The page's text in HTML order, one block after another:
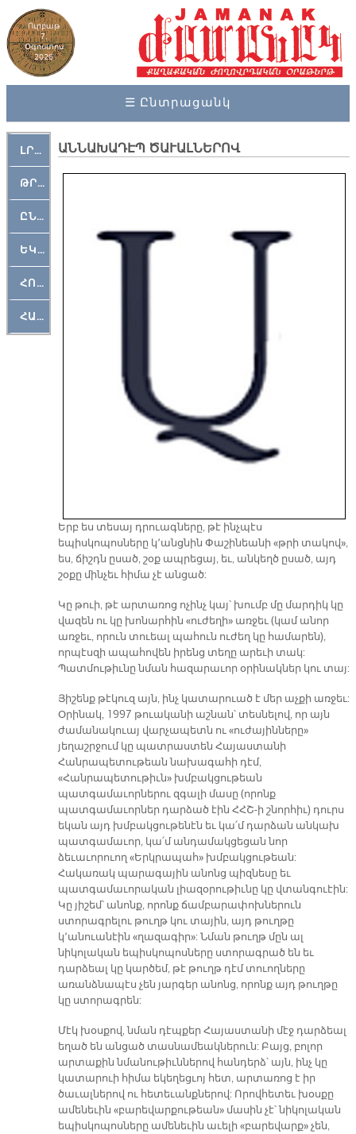
Ուրբաթ
7,
Օգոստոս
2026
☰ Ընտրացանկ
ԼՐԱՀՈՍ
ԹՐՔԱՀԱՅ ԿԵԱՆՔ
ԸՆԿԵՐԱՄՇԱԿՈՒԹԱՅԻՆ
ԵԿԵՂԵՑԱԿԱՆ
ՀՈԳԵՄՏԱՒՈՐ
ՀԱՐԹԱԿ
ԱՆՆԱԽԱԴԷՊ ԾԱՒԱԼՆԵՐՈՎ
Երբ ես տեսայ դրուագները, թէ ինչպէս
եպիսկոպոսները կ՚անցնին Փաշինեանի «թրի տակով»,
ես, ճիշդն ըսած, շօք ապրեցայ, եւ, անկեղծ ըսած, այդ
շօքը մինչեւ հիմա չէ անցած:
Կը թուի, թէ արտառոց ոչինչ կայ՝ խումբ մը մարդիկ կը
վազեն ու կը խոնարհին «ուժեղի» առջեւ (կամ անոր
առջեւ, որուն տուեալ պահուն ուժեղ կը համարեն),
որպէսզի ապահովեն իրենց տեղը արեւի տակ:
Պատմութիւնը նման հազարաւոր օրինակներ կու տայ:
Յիշենք թէկուզ այն, ինչ կատարուած է մեր աչքի առջեւ:
Օրինակ, 1997 թուականի աշնան՝ տեսնելով, որ այն
ժամանակուայ վարչապետն ու «ուժայինները»
յեղաշրջում կը պատրաստեն Հայաստանի
Հանրապետութեան նախագահի դէմ,
«Հանրապետութիւն» խմբակցութեան
պատգամաւորներու զգալի մասը (որոնք
պատգամաւորներ դարձած էին ՀՀՇ-ի շնորհիւ) դուրս
եկան այդ խմբակցութենէն եւ կա՛մ դարձան անկախ
պատգամաւոր, կա՛մ անդամակցեցան նոր
ձեւաւորուող «Երկրապահ» խմբակցութեան:
Հակառակ պարագային անոնց պիզնեսը եւ
պատգամաւորական լիազօրութիւնը կը վտանգուէին:
Կը յիշեմ՝ անոնք, որոնք ճամբարափոխներուն
ստորագրելու թուղթ կու տային, այդ թուղթը
կ՚անուանէին «ղազագիր»: Նման թուղթ մըն ալ
նիկոլական եպիսկոպոսները ստորագրած են եւ
դարձեալ կը կարծեմ, թէ թուղթ դէմ տուողները
առանձնապէս չեն յարգեր անոնց, որոնք այդ թուղթը
կը ստորագրեն:
Մէկ խօսքով, նման դէպքեր Հայաստանի մէջ դարձեալ
եղած են անցած տասնամեակներուն: Բայց, բոլոր
արտաքին նմանութիւններով հանդերձ՝ այն, ինչ կը
կատարուի հիմա եկեղեցւոյ հետ, արտառոց է իր
ծաւալներով ու հետեւանքներով: Որովհետեւ խօսքը
ամենեւին «բարեվարքութեան» մասին չէ՝ նիկոլական
եպիսկոպոսները ամենեւին աւելի «բարեվարք» չեն,